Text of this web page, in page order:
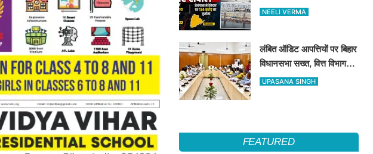
तेलंगाना में ठेकेदार पर ₹134
NEELI VERMA
लंबित ऑडिट आपत्तियों पर बिहार
विधानसभा सख्त, वित्त विभाग
बना नोडल एजेंसी; सभी विभागों
UPASANA SINGH
FEATURED